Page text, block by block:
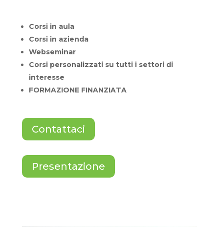
Corsi in aula
Corsi in azienda
Webseminar
Corsi personalizzati su tutti i settori di
interesse
FORMAZIONE FINANZIATA
Contattaci
Presentazione